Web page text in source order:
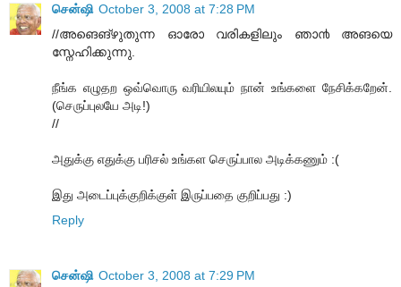
சென்ஷி October 3, 2008 at 7:28 PM
//അങെങ്‌ഴുതുന്ന ഓരോ വരികളിലും ഞാ൯ അങയെ
സ്നേഹിക്കുന്നു.
நீங்க எழுதற ஒவ்வொரு வரியிலயும் நான் உங்களை நேசிக்கறேன்.
(செருப்புலயே அடி!)
//
அதுக்கு எதுக்கு பரிசல் உங்கள செருப்பால அடிக்கணும் :(
இது அடைப்புக்குறிக்குள் இருப்பதை குறிப்பது :)
Reply
சென்ஷி October 3, 2008 at 7:29 PM